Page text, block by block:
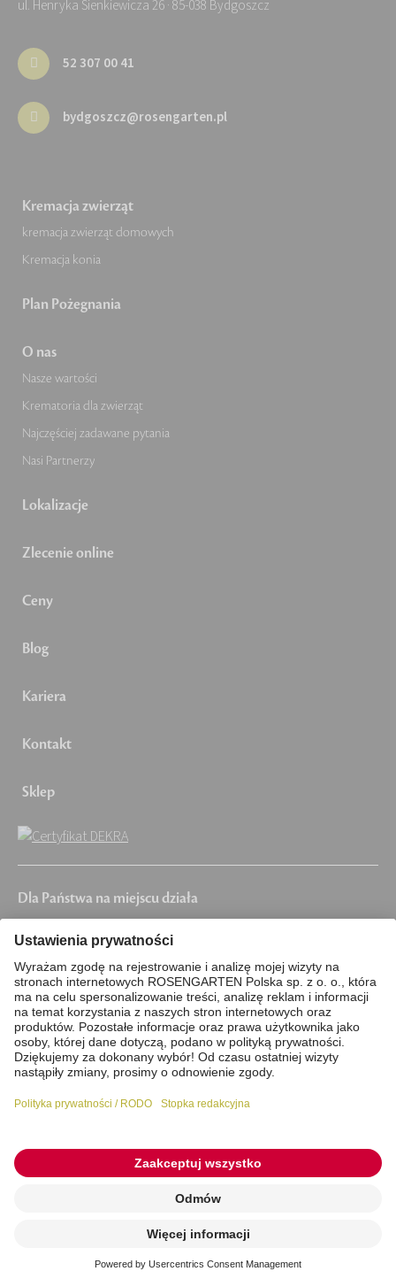
Zlecenie online
ul. Henryka Sienkiewicza 26 · 85-038 Bydgoszcz
52 307 00 41
bydgoszcz@rosengarten.pl
Kremacja zwierząt
kremacja zwierząt domowych
Kremacja konia
Plan Pożegnania
O nas
Nasze wartości
Krematoria dla zwierząt
Najczęściej zadawane pytania
Nasi Partnerzy
Lokalizacje
Zlecenie online
Ceny
Blog
Kariera
Kontakt
Sklep
Dla Państwa na miejscu działa
Piła, Chojnice, Grudziądz, Chełmno,
Wągrowiec, Chodzież, Nakło nad Notecią,
Żnin, Solec Kujawski, Szubin, Łabiszyn, Kcynia,
Mrocza, Koronowo, Pruszcz, Unisław, Solec
kujawski, Barcin, Świecie
Stopka redakcyjna
Polityka prywatności / RODO
© 2026 ROSENGARTEN kremacja zwierząt domowych